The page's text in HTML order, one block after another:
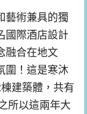
藝術兼具的獨
國際酒店設計
融合在地文
圍！這是寒沐
建築體，共有
所以這兩年大